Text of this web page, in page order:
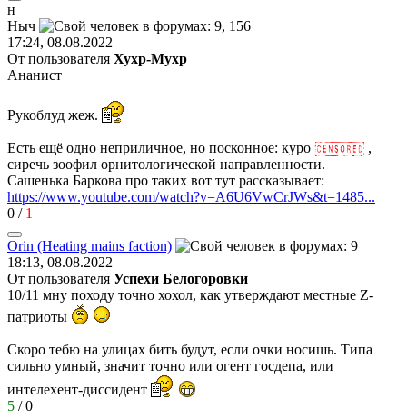
н
Ныч
17:24, 08.08.2022
От пользователя Хухр-Мухр
Ананист
Рукоблуд жеж.
Есть ещё одно неприличное, но посконное: куро
,
сиречь зоофил орнитологической направленности.
Сашенька Баркова про таких вот тут рассказывает:
https://www.youtube.com/watch?v=A6U6VwCrJWs&t=1485...
0 / 1
Orin (Heating mains faction)
18:13, 08.08.2022
От пользователя Успехи Белогоровки
10/11 мну походу точно хохол, как утверждают местные Z-
патриоты
Скоро тебю на улицах бить будут, если очки носишь. Типа
сильно умный, значит точно или огент госдепа, или
интелехент-диссидент
5 /0